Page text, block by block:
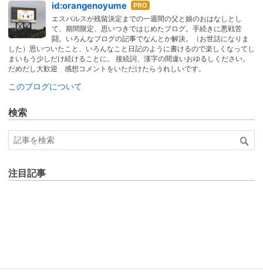
id:orangenoyume はて
なブ
ログ
Pro
エスパルスが残留決定までの一週間の父と娘のおはなしとし
て、期間限定、思いつきではじめたブログ。手続きに悪戦苦
闘。いろんなブログの記事でなんとか解決。（お世話になりま
した）思いついたこと、いろんなこと日記のように書けるので楽しくなってし
まいもう少しだけ続けることに。 接続詞、漢字の間違いおゆるしください。
だめだし大歓迎 感想コメントをいただけたらうれしいです。
このブログについて
検索
注目記事